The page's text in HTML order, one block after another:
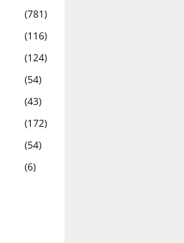
(781)
(116)
(124)
(54)
(43)
(172)
(54)
(6)